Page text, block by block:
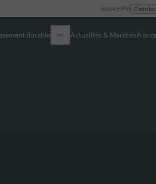
Espace Pro
durable Actualités & MarchésÀ